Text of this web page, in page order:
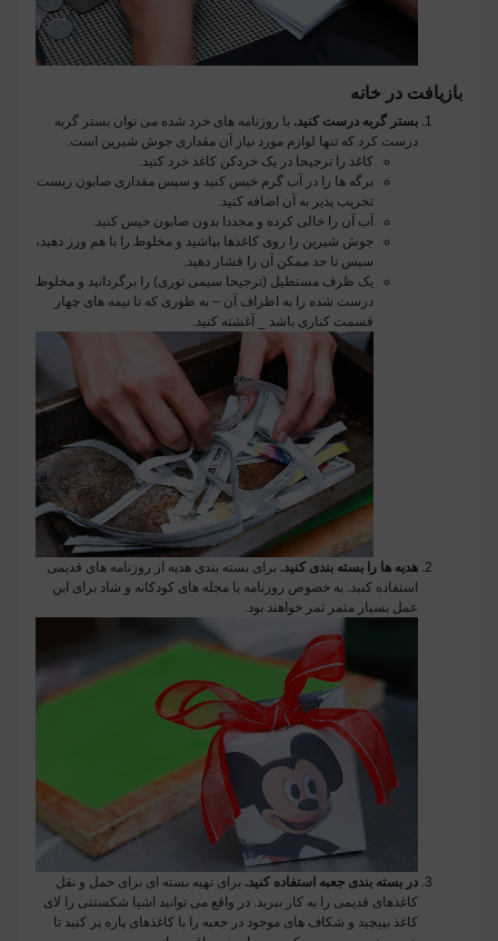
بازیافت در خانه
بستر گربه درست کنید. با روزنامه های خرد شده می توان بستر گربه
درست کرد که تنها لوازم مورد نیاز آن مقداری جوش شیرین است.
کاغذ را ترجیحا در یک خردکن کاغذ خرد کنید.
برگه ها را در آب گرم خیس کنید و سپس مقداری صابون زیست
تخریب پذیر به آن اضافه کنید.
آب آن را خالی کرده و مجددا بدون صابون خیس کنید.
جوش شیرین را روی کاغذها بپاشید و مخلوط را با هم ورز دهید،
سپس تا حد ممکن آن را فشار دهید.
یک ظرف مستطیل (ترجیحا سیمی توری) را برگردانید و مخلوط
درست شده را به اطراف آن – به طوری که تا نیمه های چهار
قسمت کناری باشد _ آغشته کنید.
هدیه ها را بسته بندی کنید. برای بسته بندی هدیه از روزنامه های قدیمی
استفاده کنید. به خصوص روزنامه یا مجله های کودکانه و شاد برای این
عمل بسیار مثمر ثمر خواهند بود.
در بسته بندی جعبه استفاده کنید. برای تهیه بسته ای برای حمل و نقل
کاغذهای قدیمی را به کار ببرید. در واقع می توانید اشیا شکستنی را لای
کاغذ بپیچید و شکاف های موجود در جعبه را با کاغذهای پاره پر کنید تا